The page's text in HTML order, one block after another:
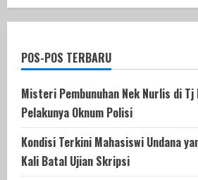
POS-POS TERBARU
Misteri Pembunuhan Nek Nurlis di
Pelakunya Oknum Polisi
Kondisi Terkini Mahasiswi Undana
Kali Batal Ujian Skripsi